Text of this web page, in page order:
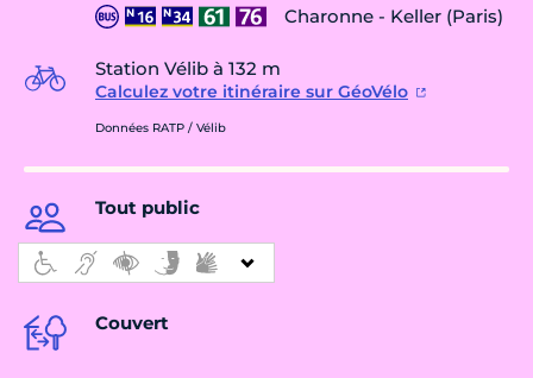
Charonne - Keller (Paris)
Station Vélib à 132 m
Calculez votre itinéraire sur GéoVélo
Données RATP / Vélib
Tout public
Couvert